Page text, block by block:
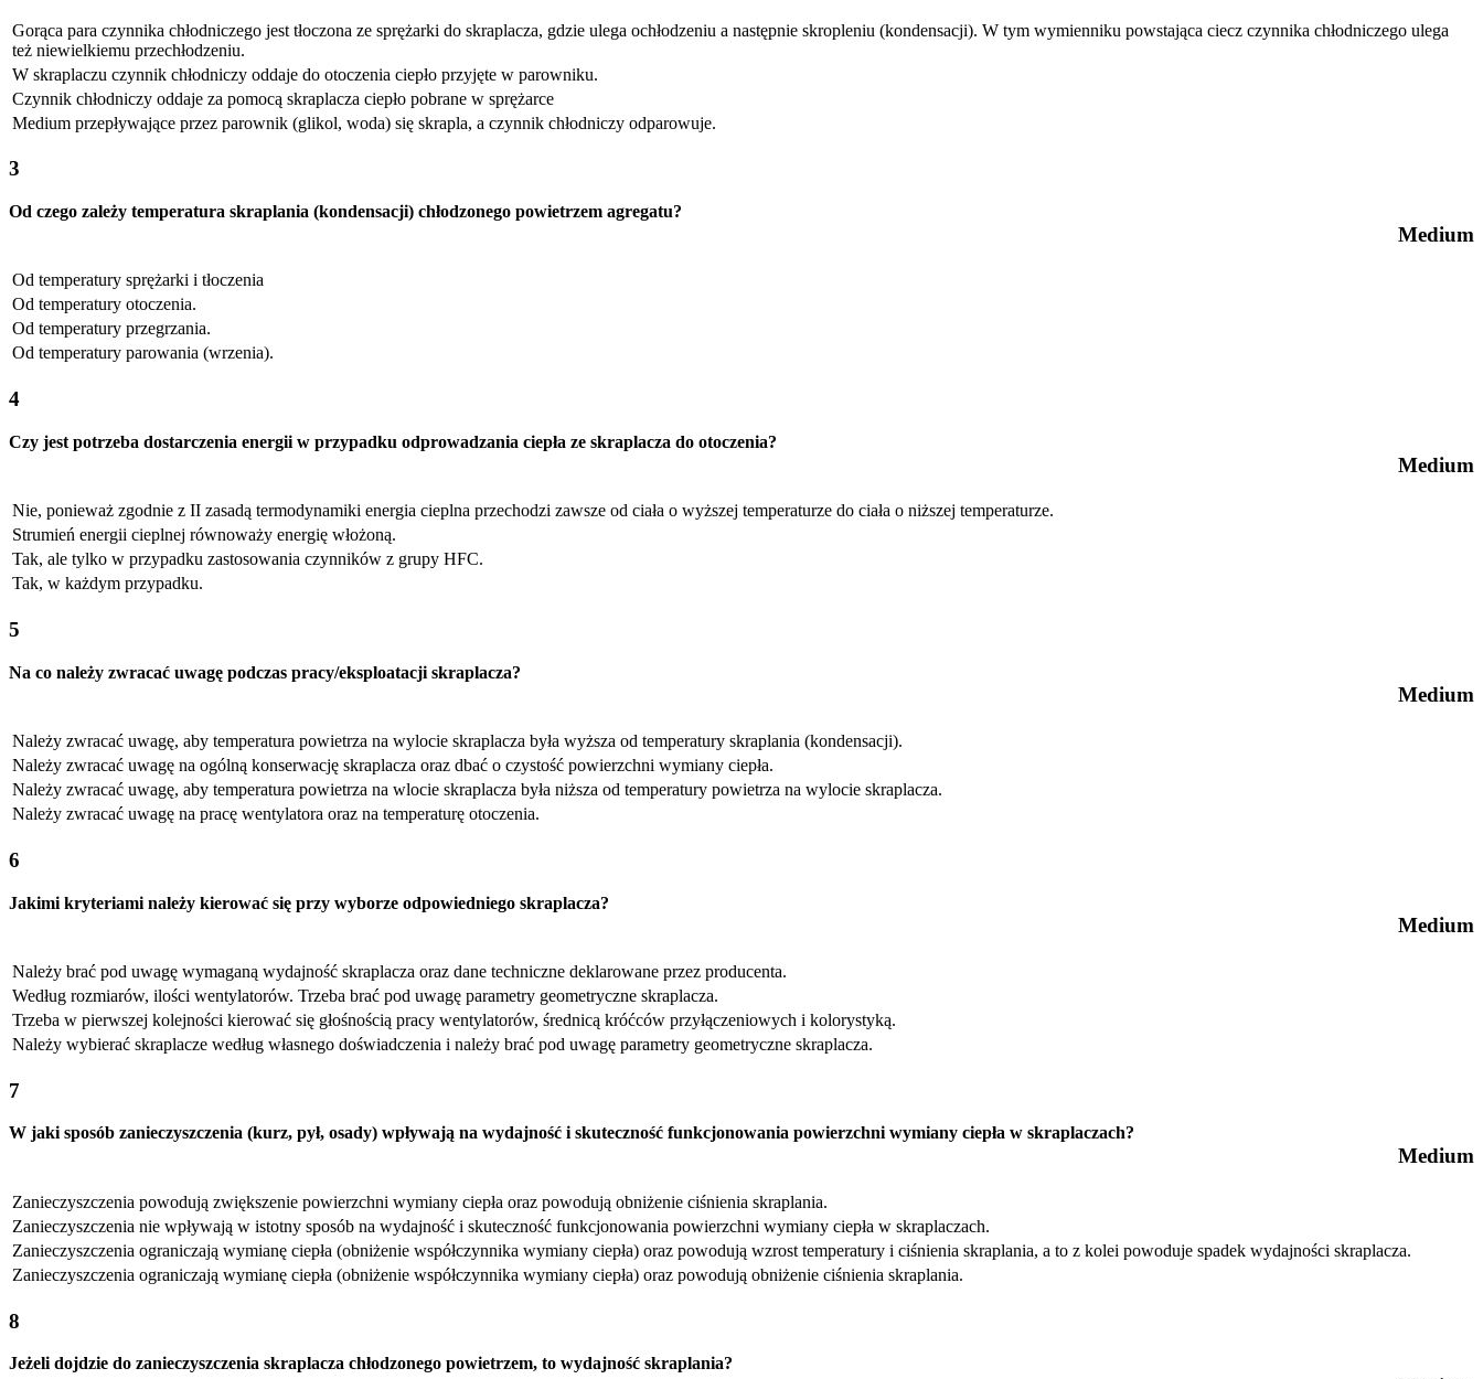
Gorąca para czynnika chłodniczego jest tłoczona ze sprężarki do skraplacza, gdzie ulega ochłodzeniu a następnie skropleniu (kondensacji). W tym wymienniku powstająca ciecz czynnika chłodniczego ulega
też niewielkiemu przechłodzeniu.
W skraplaczu czynnik chłodniczy oddaje do otoczenia ciepło przyjęte w parowniku.
Czynnik chłodniczy oddaje za pomocą skraplacza ciepło pobrane w sprężarce
Medium przepływające przez parownik (glikol, woda) się skrapla, a czynnik chłodniczy odparowuje.
3
Medium
Od czego zależy temperatura skraplania (kondensacji) chłodzonego powietrzem agregatu?
Od temperatury sprężarki i tłoczenia
Od temperatury otoczenia.
Od temperatury przegrzania.
Od temperatury parowania (wrzenia).
4
Medium
Czy jest potrzeba dostarczenia energii w przypadku odprowadzania ciepła ze skraplacza do otoczenia?
Nie, ponieważ zgodnie z II zasadą termodynamiki energia cieplna przechodzi zawsze od ciała o wyższej temperaturze do ciała o niższej temperaturze.
Strumień energii cieplnej równoważy energię włożoną.
Tak, ale tylko w przypadku zastosowania czynników z grupy HFC.
Tak, w każdym przypadku.
5
Medium
Na co należy zwracać uwagę podczas pracy/eksploatacji skraplacza?
Należy zwracać uwagę, aby temperatura powietrza na wylocie skraplacza była wyższa od temperatury skraplania (kondensacji).
Należy zwracać uwagę na ogólną konserwację skraplacza oraz dbać o czystość powierzchni wymiany ciepła.
Należy zwracać uwagę, aby temperatura powietrza na wlocie skraplacza była niższa od temperatury powietrza na wylocie skraplacza.
Należy zwracać uwagę na pracę wentylatora oraz na temperaturę otoczenia.
6
Medium
Jakimi kryteriami należy kierować się przy wyborze odpowiedniego skraplacza?
Należy brać pod uwagę wymaganą wydajność skraplacza oraz dane techniczne deklarowane przez producenta.
Według rozmiarów, ilości wentylatorów. Trzeba brać pod uwagę parametry geometryczne skraplacza.
Trzeba w pierwszej kolejności kierować się głośnością pracy wentylatorów, średnicą króćców przyłączeniowych i kolorystyką.
Należy wybierać skraplacze według własnego doświadczenia i należy brać pod uwagę parametry geometryczne skraplacza.
7
Medium
W jaki sposób zanieczyszczenia (kurz, pył, osady) wpływają na wydajność i skuteczność funkcjonowania powierzchni wymiany ciepła w skraplaczach?
Zanieczyszczenia powodują zwiększenie powierzchni wymiany ciepła oraz powodują obniżenie ciśnienia skraplania.
Zanieczyszczenia nie wpływają w istotny sposób na wydajność i skuteczność funkcjonowania powierzchni wymiany ciepła w skraplaczach.
Zanieczyszczenia ograniczają wymianę ciepła (obniżenie współczynnika wymiany ciepła) oraz powodują wzrost temperatury i ciśnienia skraplania, a to z kolei powoduje spadek wydajności skraplacza.
Zanieczyszczenia ograniczają wymianę ciepła (obniżenie współczynnika wymiany ciepła) oraz powodują obniżenie ciśnienia skraplania.
8
Jeżeli dojdzie do zanieczyszczenia skraplacza chłodzonego powietrzem, to wydajność skraplania?